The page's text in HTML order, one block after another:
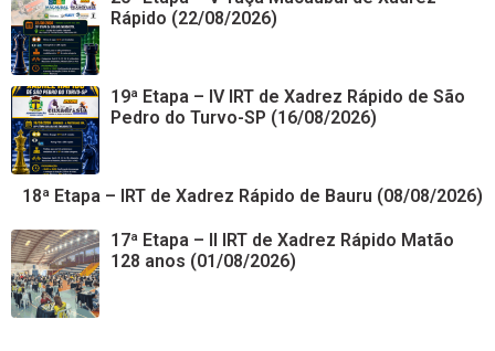
Rápido (22/08/2026)
19ª Etapa – IV IRT de Xadrez Rápido de São
Pedro do Turvo-SP (16/08/2026)
18ª Etapa – IRT de Xadrez Rápido de Bauru (08/08/2026)
17ª Etapa – II IRT de Xadrez Rápido Matão
128 anos (01/08/2026)